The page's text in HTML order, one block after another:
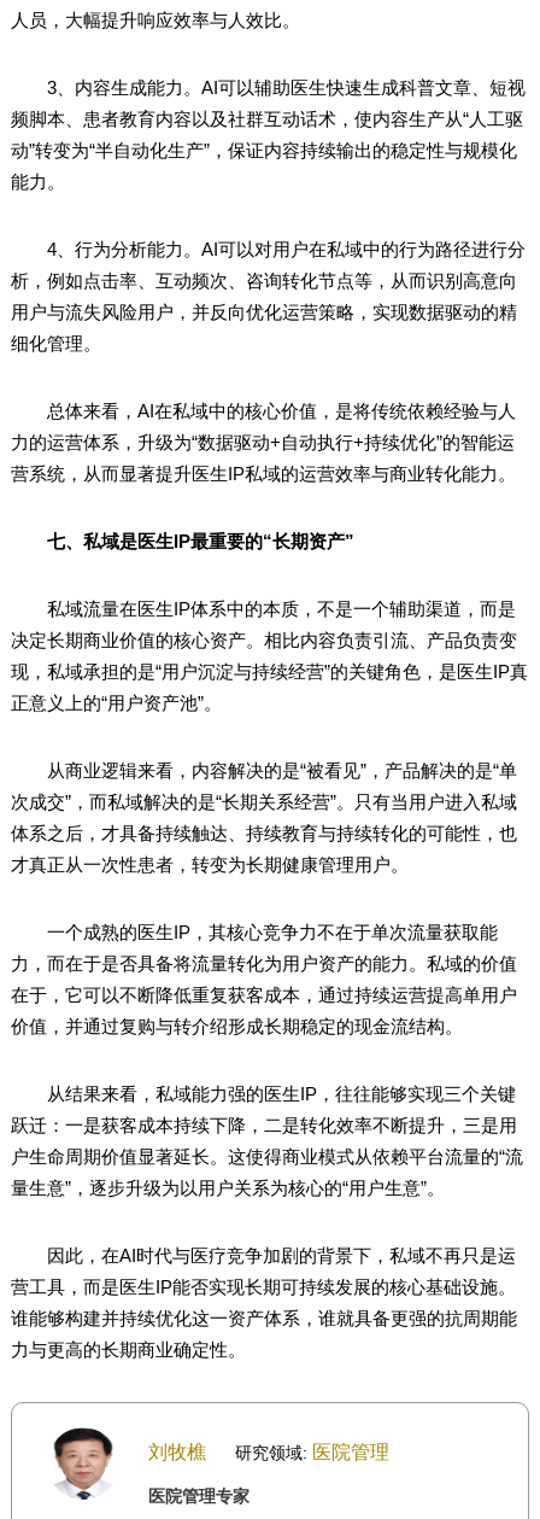
人员，大幅提升响应效率与人效比。
3、内容生成能力。AI可以辅助医生快速生成科普文章、短视
频脚本、患者教育内容以及社群互动话术，使内容生产从“人工驱
动”转变为“半自动化生产”，保证内容持续输出的稳定性与规模化
能力。
4、行为分析能力。AI可以对用户在私域中的行为路径进行分
析，例如点击率、互动频次、咨询转化节点等，从而识别高意向
用户与流失风险用户，并反向优化运营策略，实现数据驱动的精
细化管理。
总体来看，AI在私域中的核心价值，是将传统依赖经验与人
力的运营体系，升级为“数据驱动+自动执行+持续优化”的智能运
营系统，从而显著提升医生IP私域的运营效率与商业转化能力。
七、私域是医生IP最重要的“长期资产”
私域流量在医生IP体系中的本质，不是一个辅助渠道，而是
决定长期商业价值的核心资产。相比内容负责引流、产品负责变
现，私域承担的是“用户沉淀与持续经营”的关键角色，是医生IP真
正意义上的“用户资产池”。
从商业逻辑来看，内容解决的是“被看见”，产品解决的是“单
次成交”，而私域解决的是“长期关系经营”。只有当用户进入私域
体系之后，才具备持续触达、持续教育与持续转化的可能性，也
才真正从一次性患者，转变为长期健康管理用户。
一个成熟的医生IP，其核心竞争力不在于单次流量获取能
力，而在于是否具备将流量转化为用户资产的能力。私域的价值
在于，它可以不断降低重复获客成本，通过持续运营提高单用户
价值，并通过复购与转介绍形成长期稳定的现金流结构。
从结果来看，私域能力强的医生IP，往往能够实现三个关键
跃迁：一是获客成本持续下降，二是转化效率不断提升，三是用
户生命周期价值显著延长。这使得商业模式从依赖平台流量的“流
量生意”，逐步升级为以用户关系为核心的“用户生意”。
因此，在AI时代与医疗竞争加剧的背景下，私域不再只是运
营工具，而是医生IP能否实现长期可持续发展的核心基础设施。
谁能够构建并持续优化这一资产体系，谁就具备更强的抗周期能
力与更高的长期商业确定性。
刘牧樵 研究领域: 医院管理
医院管理专家